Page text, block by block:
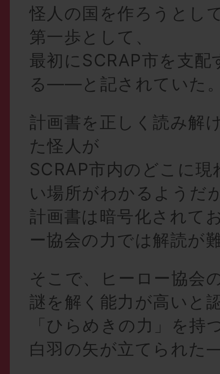
怪人の国を作ろうとし
第一歩として、
最初にSCRAP市を支配
る——と記されていた
計画書を正しく読み解
た怪人が
SCRAP市内のどこに
い場所がわかるようだ
計画書は暗号化されて
ー協会の力では解読が
そこで、ヒーロー協会
謎を解く能力が高いと
「ひらめきの力」を持
白羽の矢が立てられ